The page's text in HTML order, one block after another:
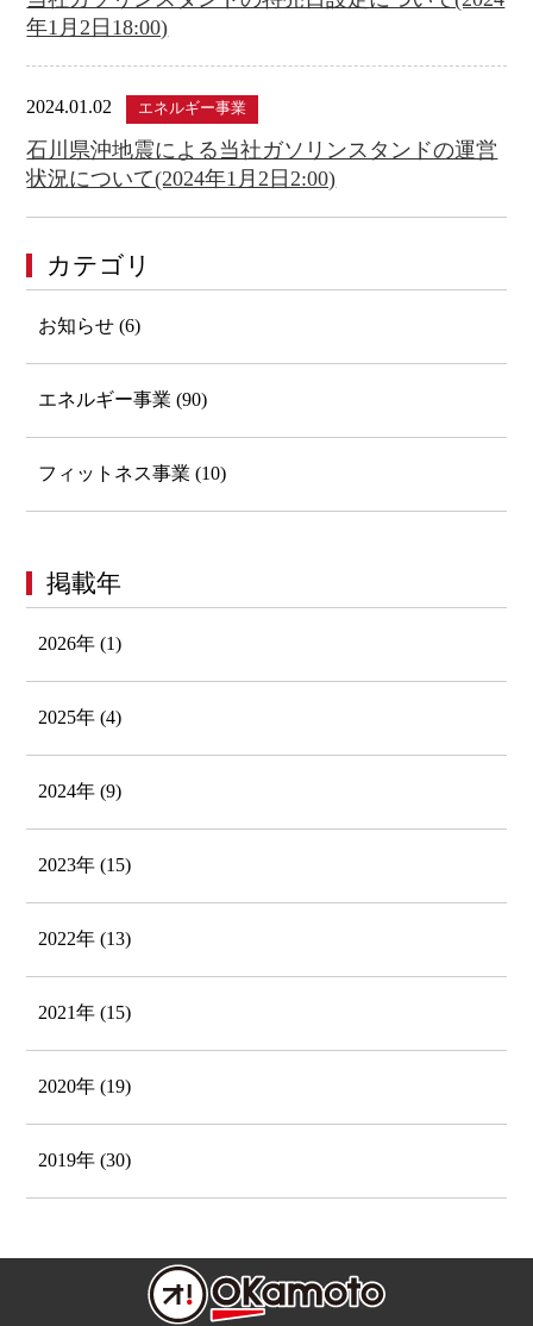
年1月2日18:00)
2024.01.02 エネルギー事業
石川県沖地震による当社ガソリンスタンドの運営
状況について(2024年1月2日2:00)
カテゴリ
お知らせ (6)
エネルギー事業 (90)
フィットネス事業 (10)
掲載年
2026年 (1)
2025年 (4)
2024年 (9)
2023年 (15)
2022年 (13)
2021年 (15)
2020年 (19)
2019年 (30)